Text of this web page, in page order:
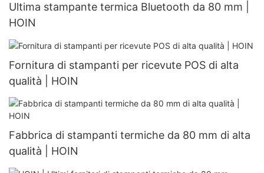
Ultima stampante termica Bluetooth da 80 mm |
HOIN
Fornitura di stampanti per ricevute POS di alta
qualità | HOIN
Fabbrica di stampanti termiche da 80 mm di alta
qualità | HOIN